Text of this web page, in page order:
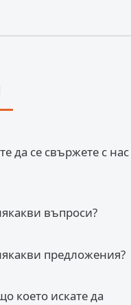
да се свържете с нас
въпроси?
предложения?
което искате да